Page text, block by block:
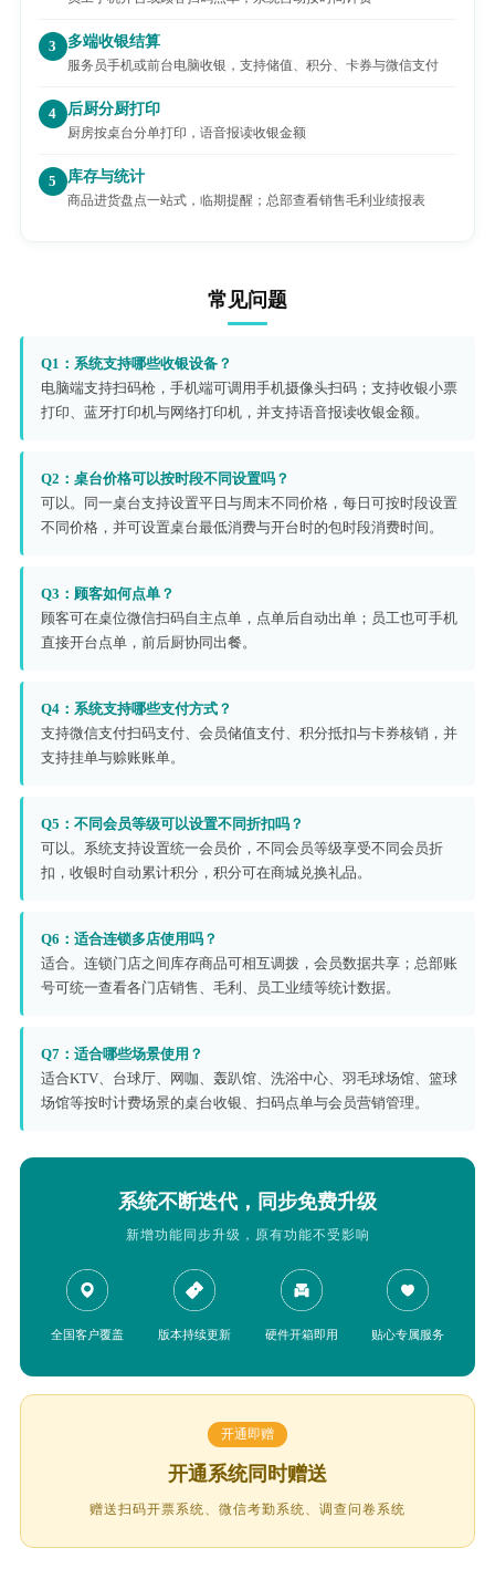
3 多端收银结算
服务员手机或前台电脑收银，支持储值、积分、卡券与微信支付
4 后厨分厨打印
厨房按桌台分单打印，语音报读收银金额
5 库存与统计
商品进货盘点一站式，临期提醒；总部查看销售毛利业绩报表
常见问题
Q1：系统支持哪些收银设备？
电脑端支持扫码枪，手机端可调用手机摄像头扫码；支持收银小票
打印、蓝牙打印机与网络打印机，并支持语音报读收银金额。
Q2：桌台价格可以按时段不同设置吗？
可以。同一桌台支持设置平日与周末不同价格，每日可按时段设置
不同价格，并可设置桌台最低消费与开台时的包时段消费时间。
Q3：顾客如何点单？
顾客可在桌位微信扫码自主点单，点单后自动出单；员工也可手机
直接开台点单，前后厨协同出餐。
Q4：系统支持哪些支付方式？
支持微信支付扫码支付、会员储值支付、积分抵扣与卡券核销，并
支持挂单与赊账账单。
Q5：不同会员等级可以设置不同折扣吗？
可以。系统支持设置统一会员价，不同会员等级享受不同会员折
扣，收银时自动累计积分，积分可在商城兑换礼品。
Q6：适合连锁多店使用吗？
适合。连锁门店之间库存商品可相互调拨，会员数据共享；总部账
号可统一查看各门店销售、毛利、员工业绩等统计数据。
Q7：适合哪些场景使用？
适合KTV、台球厅、网咖、轰趴馆、洗浴中心、羽毛球场馆、篮球
场馆等按时计费场景的桌台收银、扫码点单与会员营销管理。
系统不断迭代，同步免费升级
新增功能同步升级，原有功能不受影响
全国客户覆盖 版本持续更新 硬件开箱即用 贴心专属服务
开通即赠
开通系统同时赠送
赠送扫码开票系统、微信考勤系统、调查问卷系统